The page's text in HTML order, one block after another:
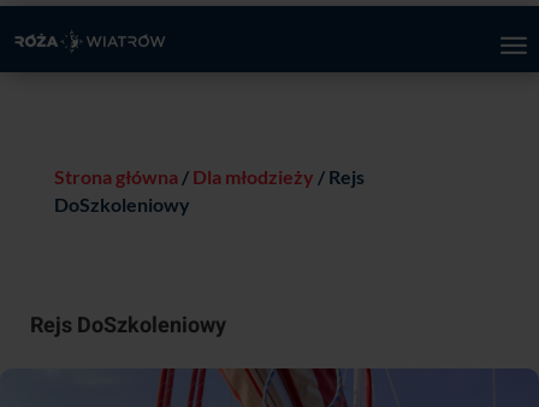
Strona główna/ Dla młodzieży / Rejs
DoSzkoleniowy
Rejs DoSzkoleniowy